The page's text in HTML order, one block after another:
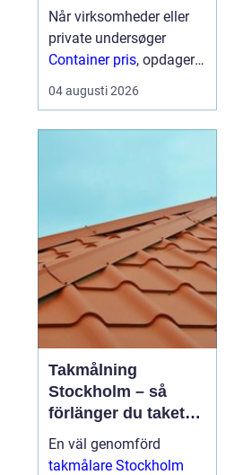
Når virksomheder eller
private undersøger
Container pris, opdager
mange hurtigt, at der
ikke findes én fast pris.
04 augusti 2026
Takmålning
Stockholm – så
förlänger du takets
livslängd och höjer
värdet på huset
En väl genomförd
takmålare Stockholm